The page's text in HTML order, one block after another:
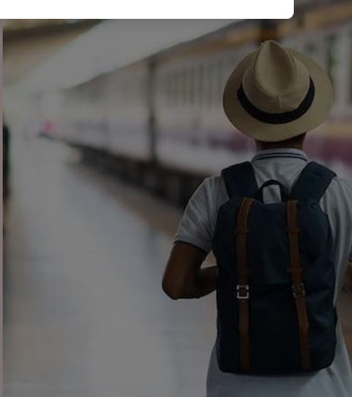
onze privacyverklaring. Deze
en hebben geen invloed
niet gebruikt voor tracking als
voor de volgende doeleinden:
De apparaatkenmerken actief
een apparaat opslaan en/of
en content, advertentie- en
en ontwikkeling van diensten.